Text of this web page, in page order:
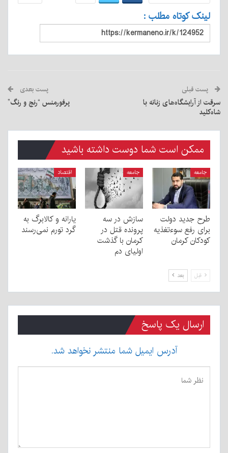
لینک کوتاه مطلب :
پست قبلی
سرقت از آرایشگاه‌های زنانه با
شاه‌کلید
پست بعدی
پرفورمنس “رنج و رنگ”
ممکن است شما دوست داشته باشید
جامعه
طرح جدید دولت
برای رفع سوءتغذیه
کودکان کرمان
جامعه
سازش در سه
پرونده قتل در
کرمان با گذشت
اولیای دم
اقتصاد
یارانه و کالابرگ به
گرد تورم نمی‌رسند
قبل بعد
ارسال یک پاسخ
آدرس ایمیل شما منتشر نخواهد شد.